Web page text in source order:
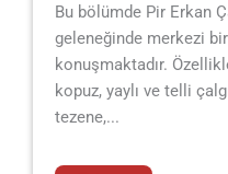
Bu bölümde Pir Erkan
geleneğinde merkezi
konuşmaktadır.
kopuz, yaylı ve telli
tezene,...